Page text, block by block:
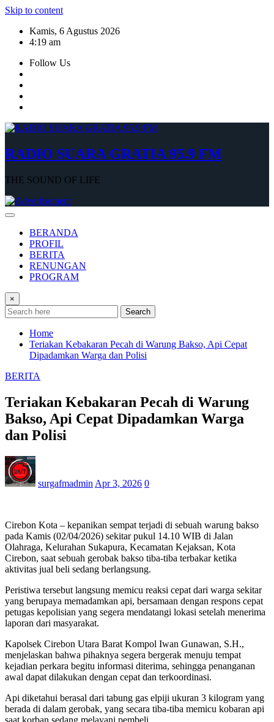
Skip to content
Kamis, 6 Agustus 2026
4:19 am
Follow Us
RADIO SUARA GRATIA 95.9 FM
THE SOUND OF LIFE
BERANDA
PROFIL
BERITA
RENUNGAN
PROGRAM
×
Search
Home
Teriakan Kebakaran Pecah di Warung Bakso, Api Cepat
Dipadamkan Warga dan Polisi
BERITA
Teriakan Kebakaran Pecah di Warung
Bakso, Api Cepat Dipadamkan Warga
dan Polisi
surgafmadmin Apr 3, 2026 0
Cirebon Kota – kepanikan sempat terjadi di sebuah warung bakso
pada Kamis (02/04/2026) sekitar pukul 14.10 WIB di Jalan
Olahraga, Kelurahan Sukapura, Kecamatan Kejaksan, Kota
Cirebon, saat sebuah gerobak bakso tiba-tiba terbakar ketika
aktivitas jual beli sedang berlangsung.
Peristiwa tersebut langsung memicu reaksi cepat dari warga sekitar
yang berupaya memadamkan api, bersamaan dengan respons cepat
petugas kepolisian yang segera mendatangi lokasi setelah menerima
laporan dari masyarakat.
Kapolsek Cirebon Utara Barat Kompol Iwan Gunawan, S.H.,
menjelaskan bahwa pihaknya segera bergerak menuju tempat
kejadian perkara begitu informasi diterima, sehingga penanganan
awal dapat dilakukan dengan cepat dan terkoordinasi.
Api diketahui berasal dari tabung gas elpiji ukuran 3 kilogram yang
berada di dalam gerobak, yang secara tiba-tiba memicu kobaran api
saat korban sedang melayani pembeli.